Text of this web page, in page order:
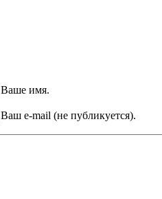
Ваше имя.
Ваш e-mail (не публикуется).